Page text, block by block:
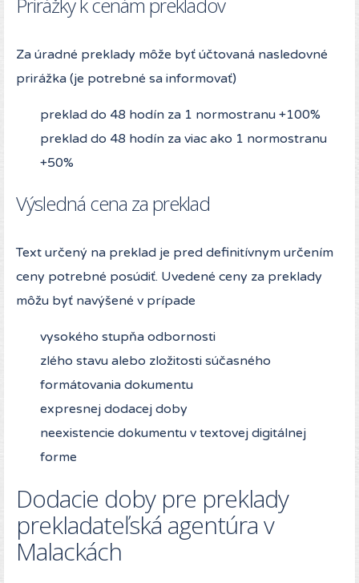
Prirážky k cenám prekladov
Za úradné preklady môže byť účtovaná nasledovné
prirážka (je potrebné sa informovať)
preklad do 48 hodín za 1 normostranu +100%
preklad do 48 hodín za viac ako 1 normostranu
+50%
Výsledná cena za preklad
Text určený na preklad je pred definitívnym určením
ceny potrebné posúdiť. Uvedené ceny za preklady
môžu byť navýšené v prípade
vysokého stupňa odbornosti
zlého stavu alebo zložitosti súčasného
formátovania dokumentu
expresnej dodacej doby
neexistencie dokumentu v textovej digitálnej
forme
Dodacie doby pre preklady
prekladateľská agentúra v
Malackách